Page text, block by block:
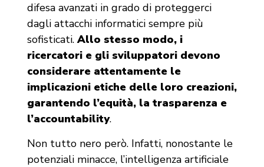
difesa avanzati in grado di proteggerci
dagli attacchi informatici sempre più
sofisticati.Allo stesso modo, i
ricercatori e gli sviluppatori devono
considerare attentamente le
implicazioni etiche delle loro creazioni,
garantendo l’equità, la trasparenza e
l’accountability.
Non tutto nero però. Infatti, nonostante le
potenziali minacce, l’intelligenza artificiale